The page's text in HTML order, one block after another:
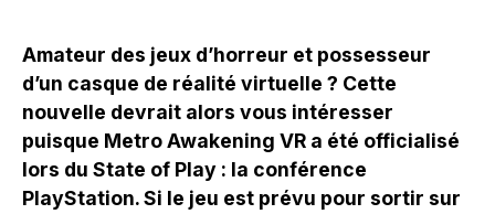
Amateur des jeux d’horreur et possesseur
d’un casque de réalité virtuelle ? Cette
nouvelle devrait alors vous intéresser
puisque Metro Awakening VR a été officialisé
lors du State of Play : la conférence
PlayStation. Si le jeu est prévu pour sortir sur